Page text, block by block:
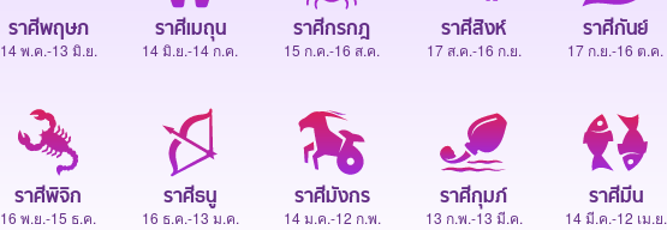
ราศีพฤษภ
14 พ.ค.-13 มิ.ย.
ราศีเมถุน
14 มิ.ย.-14 ก.ค.
ราศีกรกฎ
15 ก.ค.-16 ส.ค.
ราศีสิงห์
17 ส.ค.-16 ก.ย.
ราศีกันย์
17 ก.ย.-16 ต.ค.
ราศีพิจิก
16 พ.ย.-15 ธ.ค.
ราศีธนู
16 ธ.ค.-13 ม.ค.
ราศีมังกร
14 ม.ค.-12 ก.พ.
ราศีกุมภ์
13 ก.พ.-13 มี.ค.
ราศีมีน
14 มี.ค.-12 เม.ย.